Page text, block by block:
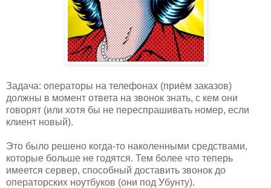
Задача: операторы на телефонах (приём заказов)
должны в момент ответа на звонок знать, с кем они
говорят (или хотя бы не переспрашивать номер, если
клиент новый).
Это было решено когда-то наколенными средствами,
которые больше не годятся. Тем более что теперь
имеется сервер, способный доставить звонок до
операторских ноутбуков (они под Убунту).